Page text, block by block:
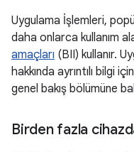
Uygulama İşlemleri,
daha onlarca kullanım
amaçları (BII) kullanır.
hakkında ayrıntılı bilgi
genel bakış bölümüne
Birden fazla